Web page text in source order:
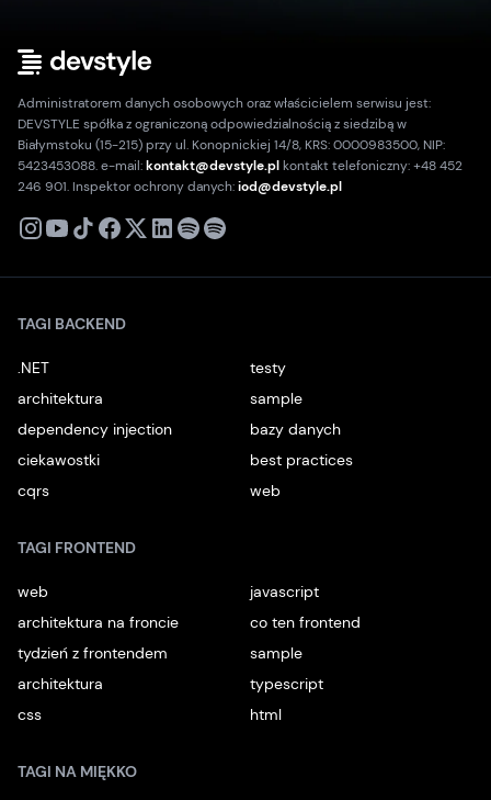
Administratorem danych osobowych oraz właścicielem serwisu jest:
DEVSTYLE spółka z ograniczoną odpowiedzialnością z siedzibą w
Białymstoku (15-215) przy ul. Konopnickiej 14/8, KRS: 0000983500, NIP:
5423453088. e-mail:kontakt@devstyle.plkontakt telefoniczny: +48 452
246 901. Inspektor ochrony danych:iod@devstyle.pl
X
TAGI BACKEND
.NET
testy
architektura
sample
dependency injection
bazy danych
ciekawostki
best practices
cqrs
web
TAGI FRONTEND
web
javascript
architektura na froncie
co ten frontend
tydzień z frontendem
sample
architektura
typescript
css
html
TAGI NA MIĘKKO